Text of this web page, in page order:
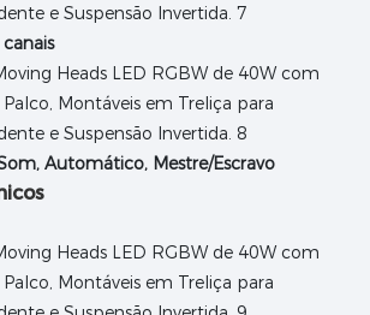
Automático, Mestre/Escravo